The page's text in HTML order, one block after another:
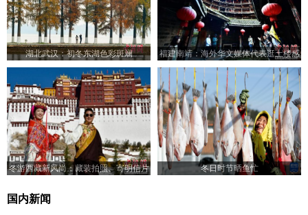
湖北武汉：初冬东湖色彩斑斓
福建南靖：海外华文媒体代表逛土楼感
受“世遗”文化
冬游西藏新风尚：藏装拍照、寄明信片
冬日时节晒鱼忙
国内新闻